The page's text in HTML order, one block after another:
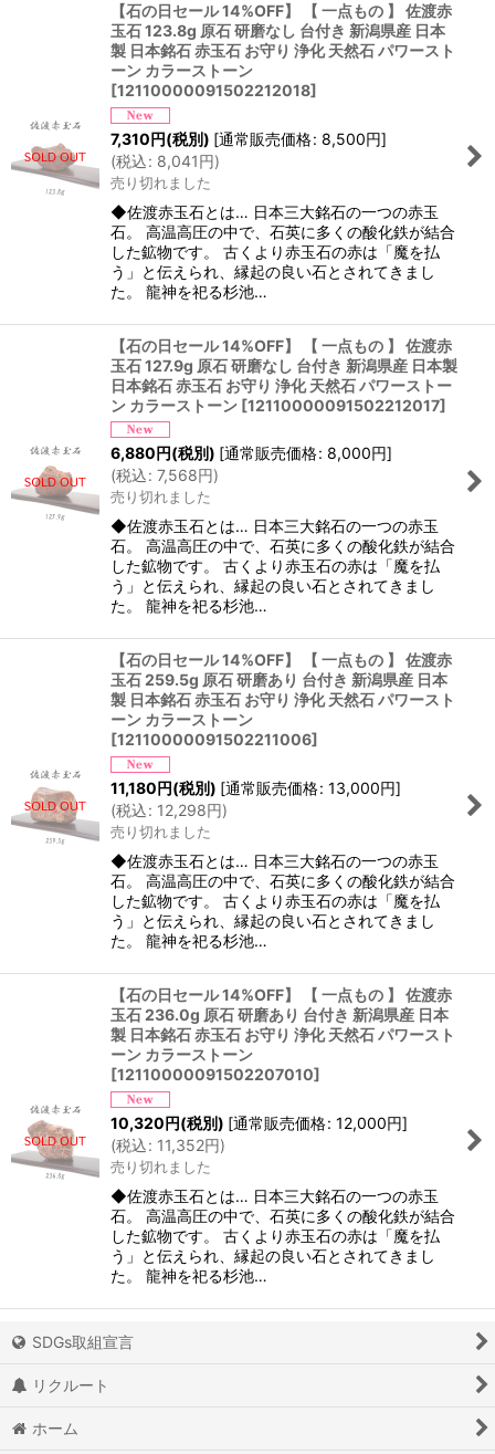
【石の日セール 14%OFF】 【 一点もの 】 佐渡赤
玉石 123.8g 原石 研磨なし 台付き 新潟県産 日本
製 日本銘石 赤玉石 お守り 浄化 天然石 パワースト
ーン カラーストーン
[12110000091502212018]
7,310円(税別) [通常販売価格: 8,500円]
(税込: 8,041円)
売り切れました
◆佐渡赤玉石とは… 日本三大銘石の一つの赤玉
石。 高温高圧の中で、石英に多くの酸化鉄が結合
した鉱物です。 古くより赤玉石の赤は「魔を払
う」と伝えられ、縁起の良い石とされてきまし
た。 龍神を祀る杉池…
【石の日セール 14%OFF】 【 一点もの 】 佐渡赤
玉石 127.9g 原石 研磨なし 台付き 新潟県産 日本製
日本銘石 赤玉石 お守り 浄化 天然石 パワーストー
ン カラーストーン [12110000091502212017]
6,880円(税別) [通常販売価格: 8,000円]
(税込: 7,568円)
売り切れました
◆佐渡赤玉石とは… 日本三大銘石の一つの赤玉
石。 高温高圧の中で、石英に多くの酸化鉄が結合
した鉱物です。 古くより赤玉石の赤は「魔を払
う」と伝えられ、縁起の良い石とされてきまし
た。 龍神を祀る杉池…
【石の日セール 14%OFF】 【 一点もの 】 佐渡赤
玉石 259.5g 原石 研磨あり 台付き 新潟県産 日本
製 日本銘石 赤玉石 お守り 浄化 天然石 パワースト
ーン カラーストーン
[12110000091502211006]
11,180円(税別) [通常販売価格: 13,000円]
(税込: 12,298円)
売り切れました
◆佐渡赤玉石とは… 日本三大銘石の一つの赤玉
石。 高温高圧の中で、石英に多くの酸化鉄が結合
した鉱物です。 古くより赤玉石の赤は「魔を払
う」と伝えられ、縁起の良い石とされてきまし
た。 龍神を祀る杉池…
【石の日セール 14%OFF】 【 一点もの 】 佐渡赤
玉石 236.0g 原石 研磨あり 台付き 新潟県産 日本
製 日本銘石 赤玉石 お守り 浄化 天然石 パワースト
ーン カラーストーン
[12110000091502207010]
10,320円(税別) [通常販売価格: 12,000円]
(税込: 11,352円)
売り切れました
◆佐渡赤玉石とは… 日本三大銘石の一つの赤玉
石。 高温高圧の中で、石英に多くの酸化鉄が結合
した鉱物です。 古くより赤玉石の赤は「魔を払
う」と伝えられ、縁起の良い石とされてきまし
た。 龍神を祀る杉池…
SDGs取組宣言
リクルート
ホーム